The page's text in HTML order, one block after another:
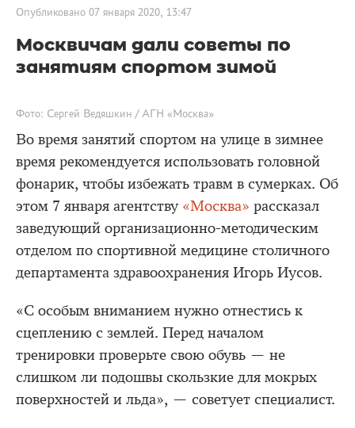
Опубликовано 07 января 2020, 13:47
Москвичам дали советы по
занятиям спортом зимой
Фото: Сергей Ведяшкин / АГН «Москва»
Во время занятий спортом на улице в зимнее
время рекомендуется использовать головной
фонарик, чтобы избежать травм в сумерках. Об
этом 7 января агентству «Москва» рассказал
заведующий организационно-методическим
отделом по спортивной медицине столичного
департамента здравоохранения Игорь Иусов.
«С особым вниманием нужно отнестись к
сцеплению с землей. Перед началом
тренировки проверьте свою обувь — не
слишком ли подошвы скользкие для мокрых
поверхностей и льда», — советует специалист.